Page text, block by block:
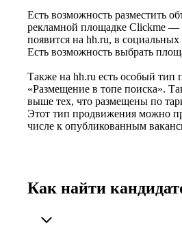
Есть возможность разместить
рекламной площадке Clickme —
появится на hh.ru, в социальных
Есть возможность выбрать
Также на hh.ru есть особый
«Размещение в топе поиска».
выше тех, что размещены по
Этот тип продвижения можно
числе к опубликованным
Как найти